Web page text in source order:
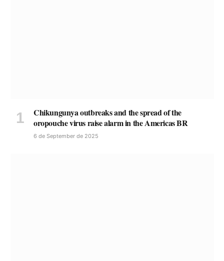
Chikungunya outbreaks and the spread of the
oropouche virus raise alarm in the Americas BR
6 de September de 2025